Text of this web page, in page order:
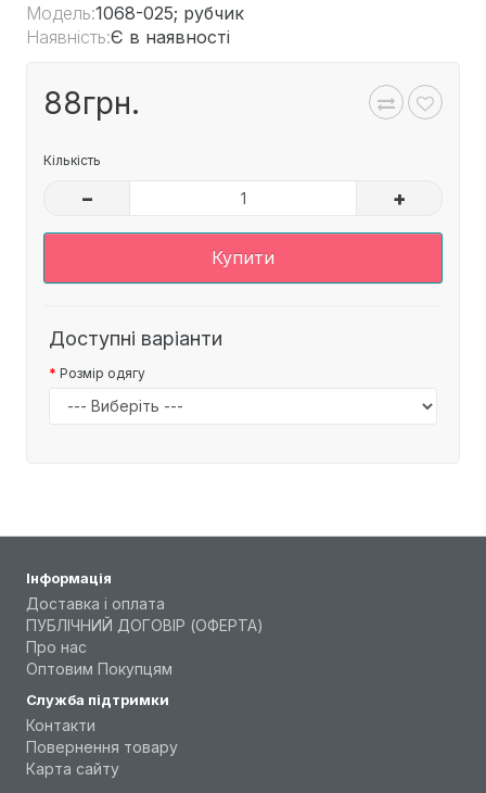
Модель:1068-025; рубчик
Наявність:Є в наявності
88грн.
Кількість
– +
Купити
Доступні варіанти
Розмір одягу
Інформація
Доставка і оплата
ПУБЛІЧНИЙ ДОГОВІР (ОФЕРТА)
Про нас
Оптовим Покупцям
Служба підтримки
Контакти
Повернення товару
Карта сайту